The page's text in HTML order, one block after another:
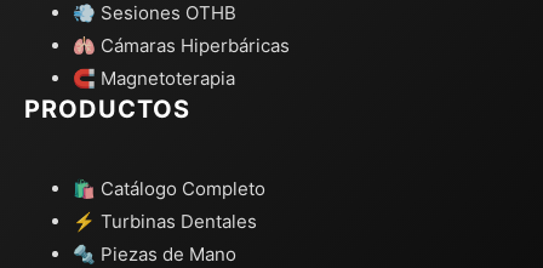
💨 Sesiones OTHB
🫁 Cámaras Hiperbáricas
🧲 Magnetoterapia
PRODUCTOS
🛍️ Catálogo Completo
⚡ Turbinas Dentales
🔩 Piezas de Mano